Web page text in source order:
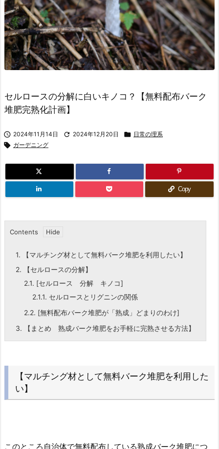
セルロースの分解に白いキノコ？【無料配布バーク
堆肥完熟化計画】
 2024年11月14日  2024年12月20日  日常の理系
 ガーデニング
Copy
Contents
1. 【マルチング材として無料バーク堆肥を利用したい】
2. 【セルロースの分解】
2.1. [セルロース 分解 キノコ]
2.1.1. セルロースとリグニンの関係
2.2. [無料配布バーク堆肥が「熟成」どまりのわけ]
3. 【まとめ 熟成バーク堆肥をお手軽に完熟させる方法】
【マルチング材として無料バーク堆肥を利用した
い】
このところ自治体で無料配布している熟成バーク堆肥につ